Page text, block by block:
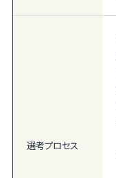
選考プロセス